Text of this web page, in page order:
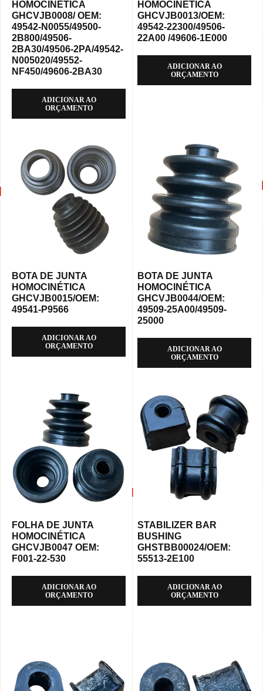
HOMOCINÉTICA
GHCVJB0008/ OEM:
49542-N0055/49500-
2B800/49506-
2BA30/49506-2PA/49542-
N005020/49552-
NF450/49606-2BA30
ADICIONAR AO
ORÇAMENTO
HOMOCINÉTICA
GHCVJB0013/OEM:
49542-22300/49506-
22A00 /49606-1E000
ADICIONAR AO
ORÇAMENTO
BOTA DE JUNTA
HOMOCINÉTICA
GHCVJB0015/OEM:
49541-P9566
ADICIONAR AO
ORÇAMENTO
BOTA DE JUNTA
HOMOCINÉTICA
GHCVJB0044/OEM:
49509-25A00/49509-
25000
ADICIONAR AO
ORÇAMENTO
FOLHA DE JUNTA
HOMOCINÉTICA
GHCVJB0047 OEM:
F001-22-530
ADICIONAR AO
ORÇAMENTO
STABILIZER BAR
BUSHING
GHSTBB00024/OEM:
55513-2E100
ADICIONAR AO
ORÇAMENTO